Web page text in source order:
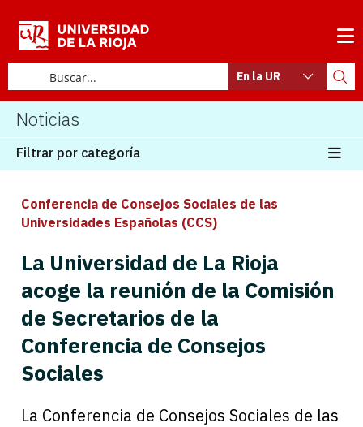
En la UR
Noticias
Filtrar por categoría
Conferencia de Consejos Sociales de las
Universidades Españolas (CCS)
La Universidad de La Rioja
acoge la reunión de la Comisión
de Secretarios de la
Conferencia de Consejos
Sociales
La Conferencia de Consejos Sociales de las